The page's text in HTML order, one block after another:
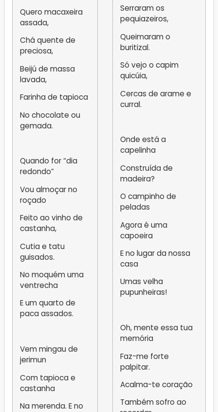
Quero macaxeira
assada,
Chá quente de
preciosa,
Beijú de massa
lavada,
Farinha de tapioca
No chocolate ou
gemada.
Quando for “dia
redondo”
Vou almoçar no
roçado
Feito ao vinho de
castanha,
Cutia e tatu
guisados.
No moquém uma
ventrecha
E um quarto de
paca assados.
Vem mingau de
jerimun
Com tapioca e
castanha
Na merenda. E no
Serraram os
pequiazeiros,
Queimaram o
buritizal.
Só vejo o capim
quicúia,
Cercas de arame e
curral.
Onde está a
capelinha
Construída de
madeira?
O campinho de
peladas
Agora é uma
capoeira
E no lugar da nossa
casa
Umas velha
pupunheiras!
Oh, mente essa tua
memória
Faz-me forte
palpitar.
Acalma-te coração
Também sofro ao